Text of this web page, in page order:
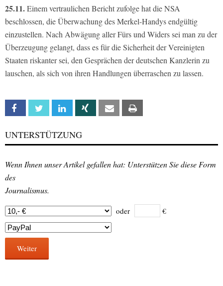
25.11.Einem vertraulichen Bericht zufolge hat die NSA
beschlossen, die Überwachung des Merkel-Handys endgültig
einzustellen. Nach Abwägung aller Fürs und Widers sei man zu der
Überzeugung gelangt, dass es für die Sicherheit der Vereinigten
Staaten riskanter sei, den Gesprächen der deutschen Kanzlerin zu
lauschen, als sich von ihren Handlungen überraschen zu lassen.
Facebook Twitter Linkedin Xing Email
UNTERSTÜTZUNG
Wenn Ihnen unser Artikel gefallen hat: Unterstützen Sie diese Form
des
Journalismus.
oder €
Weiter